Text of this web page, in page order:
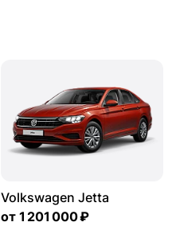
Volkswagen Jetta
от 1 201 000 ₽